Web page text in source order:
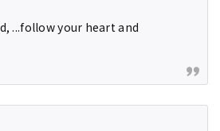
...follow your heart and